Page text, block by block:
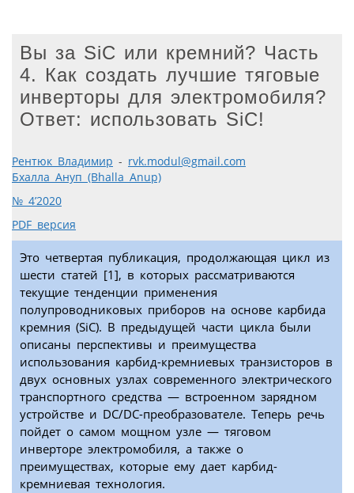
Вы за SiC или кремний? Часть
4. Как создать лучшие тяговые
инверторы для электромобиля?
Ответ: использовать SiC!
Рентюк Владимир - rvk.modul@gmail.com
Бхалла Ануп (Bhalla Anup)
№ 4’2020
PDF версия
Это четвертая публикация, продолжающая цикл из
шести статей [1], в которых рассматриваются
текущие тенденции применения
полупроводниковых приборов на основе карбида
кремния (SiC). В предыдущей части цикла были
описаны перспективы и преимущества
использования карбид-кремниевых транзисторов в
двух основных узлах современного электрического
транспортного средства — встроенном зарядном
устройстве и DC/DC-преобразователе. Теперь речь
пойдет о самом мощном узле — тяговом
инверторе электромобиля, а также о
преимуществах, которые ему дает карбид-
кремниевая технология.